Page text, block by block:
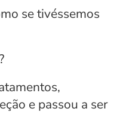
se tivéssemos
e passou a ser